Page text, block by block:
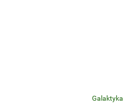
Galaktyka